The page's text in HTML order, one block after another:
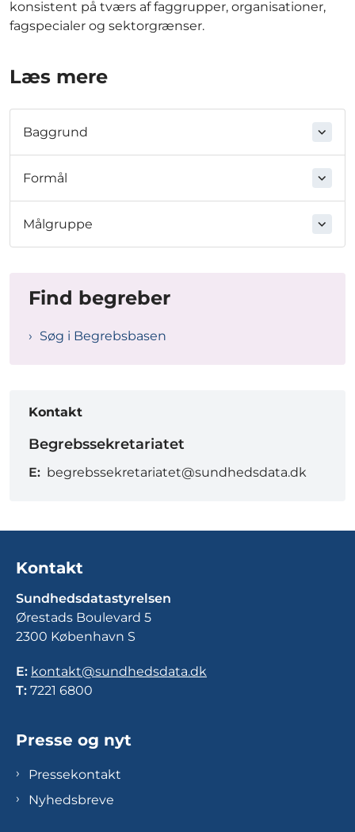
konsistent på tværs af faggrupper, organisationer,
fagspecialer og sektorgrænser.
Læs mere
Baggrund
Formål
Målgruppe
Find begreber
Søg i Begrebsbasen
Kontakt
Begrebssekretariatet
E: begrebssekretariatet@sundhedsdata.dk
Kontakt
Sundhedsdatastyrelsen
Ørestads Boulevard 5
2300 København S
E: kontakt@sundhedsdata.dk
T: 7221 6800
Presse og nyt
Pressekontakt
Nyhedsbreve